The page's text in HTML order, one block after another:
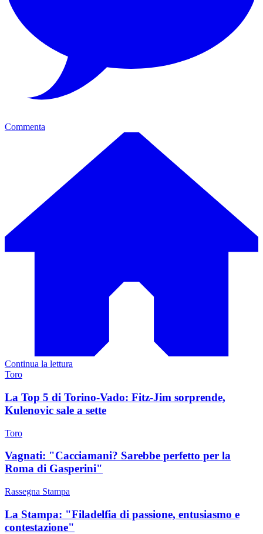
Commenta
Continua la lettura
Toro
La Top 5 di Torino-Vado: Fitz-Jim sorprende,
Kulenovic sale a sette
Toro
Vagnati: "Cacciamani? Sarebbe perfetto per la
Roma di Gasperini"
Rassegna Stampa
La Stampa: "Filadelfia di passione, entusiasmo e
contestazione"